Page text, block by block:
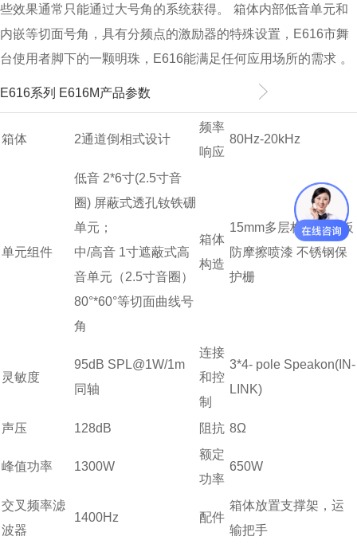
些效果通常只能通过大号角的系统获得。
箱体内部低音单元和
内嵌等切面号角，具有分频点的激励器的特殊设置，E616市舞
台使用者脚下的一颗明珠，E616能满足任何应用场所的需求 。
E616系列 E616M产品参数
箱体 2通道倒相式设计
频率
响应
80Hz-20kHz
单元组件
低音 2*6寸(2.5寸音
圈) 屏蔽式透孔钕铁硼
单元；
中/高音 1寸遮蔽式高
音单元（2.5寸音圈）
80°*60°等切面曲线号
角
箱体
构造
15mm多层桦木胶合板
防摩擦喷漆 不锈钢保
护栅
灵敏度
95dB SPL@1W/1m
同轴
连接
和控
制
3*4- pole Speakon(IN-
LINK)
声压 128dB 阻抗 8Ω
峰值功率 1300W
额定
功率
650W
交叉频率滤
波器
1400Hz 配件
箱体放置支撑架，运
输把手